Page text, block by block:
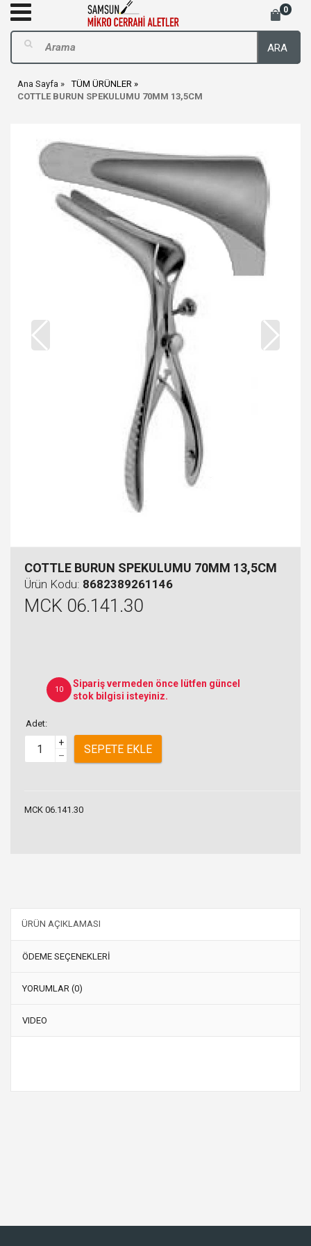
0
ARA
Ana Sayfa
TÜM ÜRÜNLER
COTTLE BURUN SPEKULUMU 70MM 13,5CM
COTTLE BURUN SPEKULUMU 70MM 13,5CM
Ürün Kodu: 8682389261146
MCK 06.141.30
10
Sipariş vermeden önce lütfen güncel
stok bilgisi isteyiniz.
Adet:
+
–
SEPETE EKLE
MCK 06.141.30
ÜRÜN AÇIKLAMASI
ÖDEME SEÇENEKLERİ
YORUMLAR (0)
VIDEO